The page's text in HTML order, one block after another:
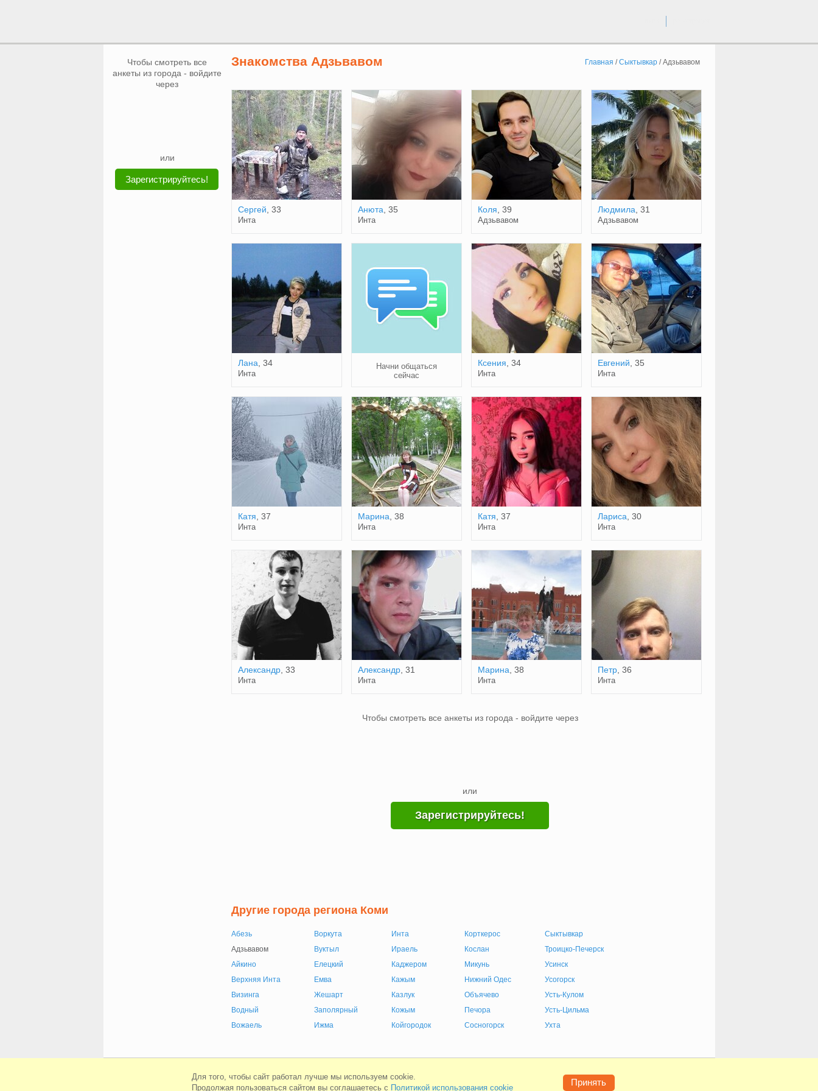
Чтобы смотреть все
анкеты из города - войдите
через
или
Зарегистрируйтесь!
Знакомства Адзьвавом Главная /Сыктывкар/Адзьвавом
Сергей , 33
Инта
Анюта , 35
Инта
Коля , 39
Адзьвавом
Людмила , 31
Адзьвавом
Лана , 34
Инта
Начни общаться
сейчас
Ксения , 34
Инта
Евгений , 35
Инта
Катя , 37
Инта
Марина , 38
Инта
Катя , 37
Инта
Лариса , 30
Инта
Александр, 33
Инта
Александр, 31
Инта
Марина , 38
Инта
Петр, 36
Инта
Чтобы смотреть все анкеты из города - войдите через
или
Зарегистрируйтесь!
Другие города региона Коми
Абезь
Адзьвавом
Айкино
Верхняя Инта
Визинга
Водный
Вожаель
Воркута
Вуктыл
Елецкий
Емва
Жешарт
Заполярный
Ижма
Инта
Ираель
Каджером
Кажым
Казлук
Кожым
Койгородок
Корткерос
Кослан
Микунь
Нижний Одес
Объячево
Печора
Сосногорск
Сыктывкар
Троицко-Печерск
Усинск
Усогорск
Усть-Кулом
Усть-Цильма
Ухта
Для того, чтобы сайт работал лучше мы используем cookie.
Продолжая пользоваться сайтом вы соглашаетесь с Политикой использования cookie
Принять